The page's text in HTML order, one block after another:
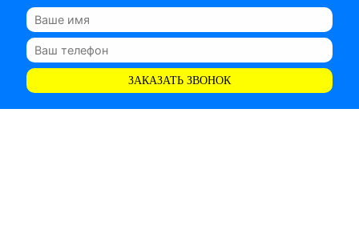
ЗАКАЗАТЬ ЗВОНОК